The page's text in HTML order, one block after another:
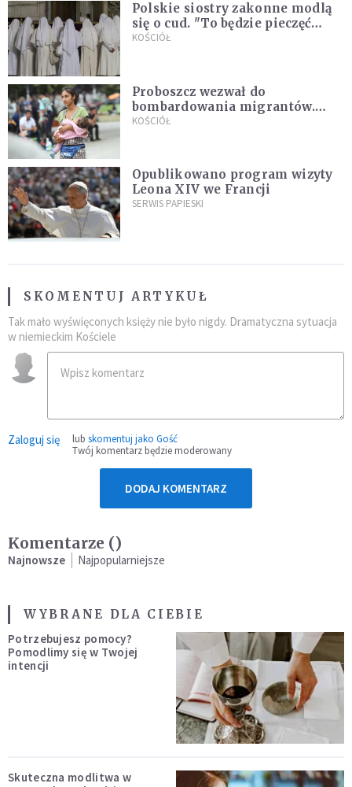
Polskie siostry zakonne modlą
się o cud. "To będzie pieczęć
Pana Boga dla naszej wiary"
KOŚCIÓŁ
Proboszcz wezwał do
bombardowania migrantów.
"Masowy ogień przeciwko
KOŚCIÓŁ
Opublikowano program wizyty
Leona XIV we Francji
SERWIS PAPIESKI
SKOMENTUJ ARTYKUŁ
Tak mało wyświęconych księży nie było nigdy. Dramatyczna sytuacja
w niemieckim Kościele
Zaloguj się lub skomentuj jako Gość
Twój komentarz będzie moderowany
DODAJ KOMENTARZ
Komentarze ()
Najnowsze Najpopularniejsze
WYBRANE DLA CIEBIE
Potrzebujesz pomocy?
Pomodlimy się w Twojej
intencji
Skuteczna modlitwa w